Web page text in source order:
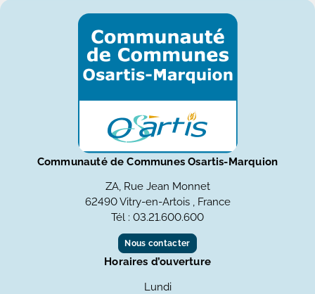
Communauté de Communes Osartis-Marquion
ZA, Rue Jean Monnet
62490 Vitry-en-Artois , France
Tél : 03.21.600.600
Nous contacter
Horaires d’ouverture
Lundi